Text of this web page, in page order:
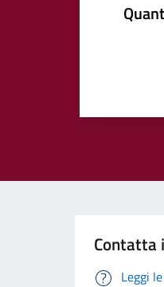
Contatta
Leggi